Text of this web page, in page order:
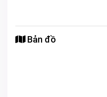
Bản đồ